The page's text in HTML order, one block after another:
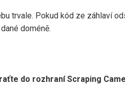
trvale. Pokud kód ze záhlaví
doméně.
do rozhraní Scraping